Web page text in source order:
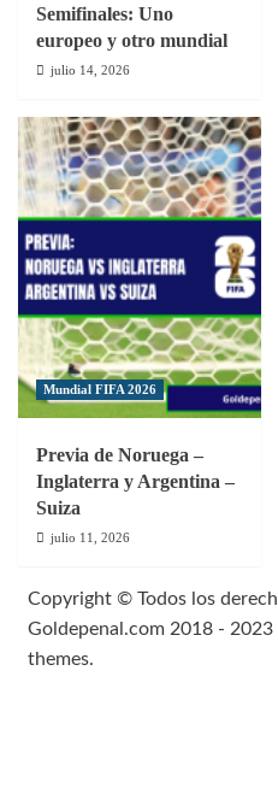
Semifinales: Uno
europeo y otro mundial
julio 14, 2026
Mundial FIFA 2026
Previa de Noruega –
Inglaterra y Argentina –
Suiza
julio 11, 2026
Copyright © Todos los
Goldepenal.com 2018 - 2023
themes.